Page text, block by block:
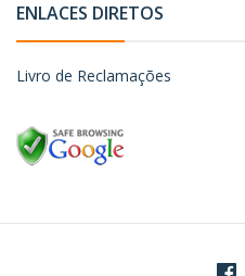
ENLACES DIRETOS
Livro de Reclamações